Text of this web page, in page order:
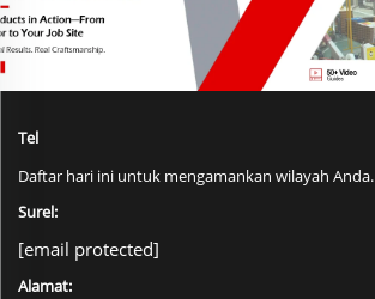
Tel
Daftar hari ini untuk mengamankan wilayah Anda.
Surel:
[email protected]
Alamat: